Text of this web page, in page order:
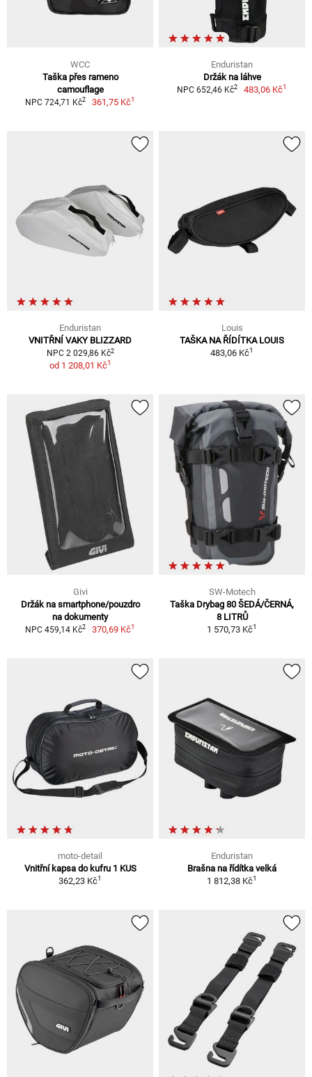
WCC
Taška přes rameno
camouflage
NPC 724,71 Kč2 361,75 Kč1
Enduristan
Držák na láhve
NPC 652,46 Kč2 483,06 Kč1
Enduristan
VNITŘNÍ VAKY BLIZZARD
NPC 2 029,86 Kč2
od 1 208,01 Kč1
Louis
TAŠKA NA ŘÍDÍTKA LOUIS
483,06 Kč1
Givi
Držák na smartphone/pouzdro
na dokumenty
NPC 459,14 Kč2 370,69 Kč1
SW-Motech
Taška Drybag 80 ŠEDÁ/ČERNÁ,
8 LITRŮ
1 570,73 Kč1
moto-detail
Vnitřní kapsa do kufru 1 KUS
362,23 Kč1
Enduristan
Brašna na řídítka velká
1 812,38 Kč1